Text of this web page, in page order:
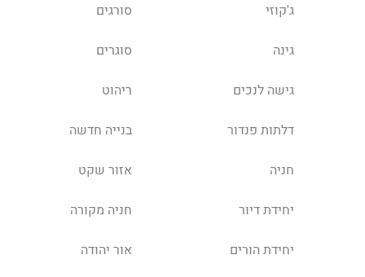
ג'קוזי סורגים
גינה סוגרים
גישה לנכים ריהוט
דלתות פנדור בנייה חדשה
חניה אזור שקט
יחידת דיור חניה מקורה
יחידת הורים אור יהודה